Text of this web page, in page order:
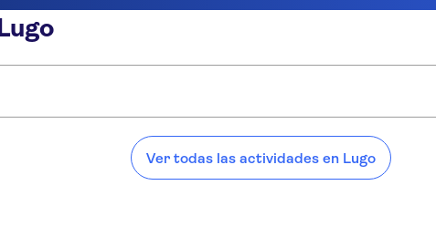
Ver todas las actividades en Lugo